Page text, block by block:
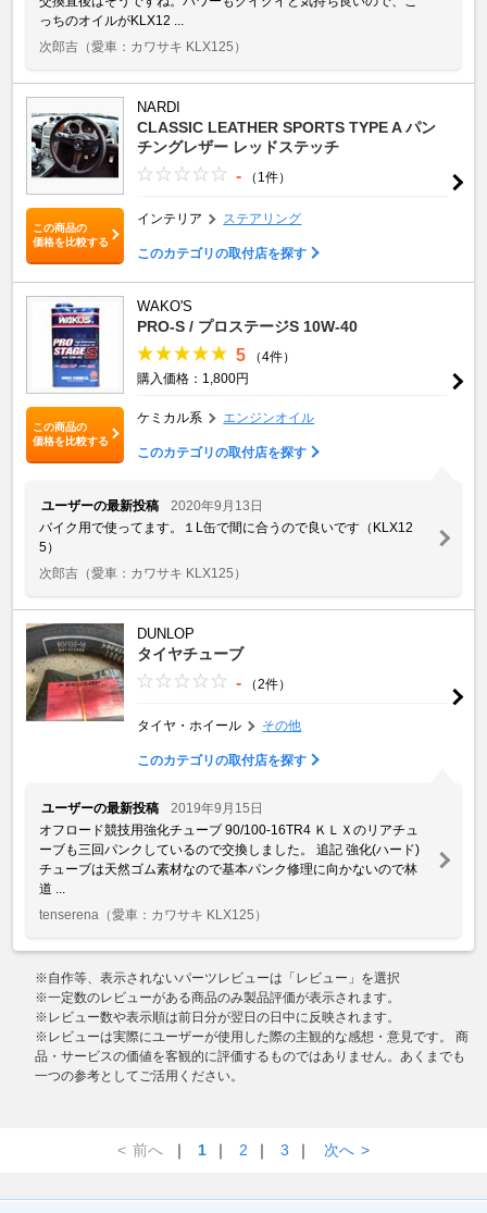
っちのオイルがKLX12 ...
次郎吉 （愛車：カワサキ KLX125）
この商品の
価格を比較する
NARDI
CLASSIC LEATHER SPORTS TYPE A パン
チングレザー レッドステッチ
- （1件）
インテリア ステアリング
このカテゴリの取付店を探す
この商品の
価格を比較する
WAKO'S
PRO-S / プロステージS 10W-40
5
（4件）
購入価格：1,800円
ケミカル系 エンジンオイル
このカテゴリの取付店を探す
ユーザーの最新投稿
2020年9月13日
バイク用で使ってます。１L缶で間に合うので良いです（KLX12
5）
次郎吉 （愛車：カワサキ KLX125）
DUNLOP
タイヤチューブ
- （2件）
タイヤ・ホイール その他
このカテゴリの取付店を探す
ユーザーの最新投稿
2019年9月15日
オフロード競技用強化チューブ 90/100-16TR4 ＫＬＸのリアチュ
ーブも三回パンクしているので交換しました。 追記 強化(ハード)
チューブは天然ゴム素材なので基本パンク修理に向かないので林
道 ...
tenserena （愛車：カワサキ KLX125）
※自作等、表示されないパーツレビューは「レビュー」を選択
※一定数のレビューがある商品のみ製品評価が表示されます。
※レビュー数や表示順は前日分が翌日の日中に反映されます。
※レビューは実際にユーザーが使用した際の主観的な感想・意見です。 商
品・サービスの価値を客観的に評価するものではありません。あくまでも
一つの参考としてご活用ください。
< 前へ ｜ 1 ｜ 2 ｜ 3 ｜ 次へ >